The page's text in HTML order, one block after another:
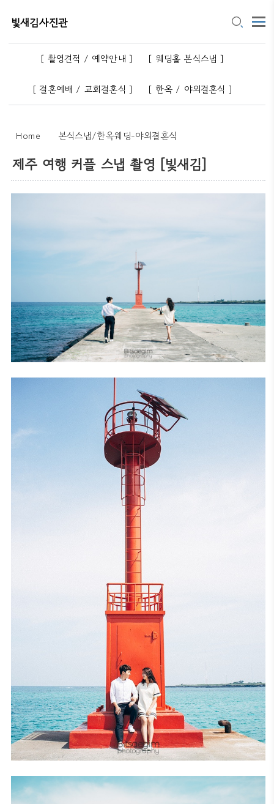
빛새김사진관
[ 촬영견적 / 예약안내 ] [ 웨딩홀 본식스냅 ]
[ 결혼예배 / 교회결혼식 ] [ 한옥 / 야외결혼식 ]
Home 본식스냅/한옥웨딩-야외결혼식
제주 여행 커플 스냅 촬영 [빛새김]